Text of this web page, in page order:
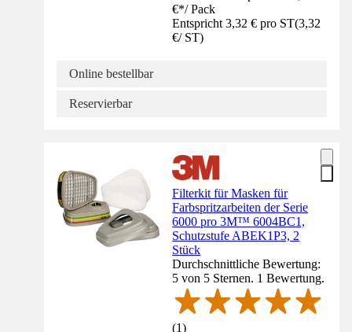
€*/ Pack
Entspricht 3,32 € pro ST(3,32
€/ ST)
Online bestellbar
Reservierbar
Filterkit für Masken für
Farbspritzarbeiten der Serie
6000 pro 3M™ 6004BC1,
Schutzstufe ABEK1P3, 2
Stück
Durchschnittliche Bewertung:
5 von 5 Sternen. 1 Bewertung.
(1)